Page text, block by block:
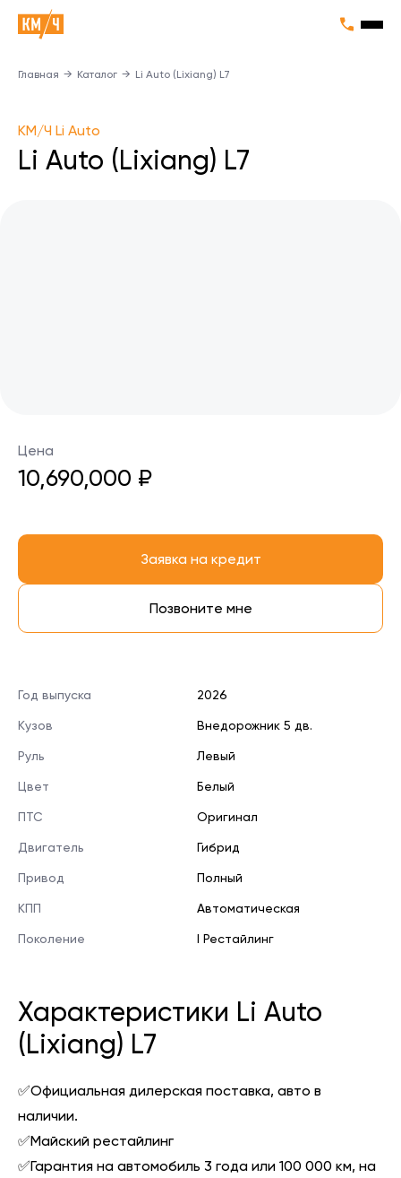
Главная → Каталог → Li Auto (Lixiang) L7
KM/Ч Li Auto
Li Auto (Lixiang) L7
Цена
10,690,000 ₽
Год выпуска 2026
Кузов Внедорожник 5 дв.
Руль Левый
Цвет Белый
ПТС Оригинал
Двигатель Гибрид
Привод Полный
КПП Автоматическая
Поколение I Рестайлинг
Заявка на кредит
Позвоните мне
Характеристики Li Auto
(Lixiang) L7
✅Официальная дилерская поставка, авто в
наличии.
✅Майский рестайлинг
✅Гарантия на автомобиль 3 года или 100 000 км, на